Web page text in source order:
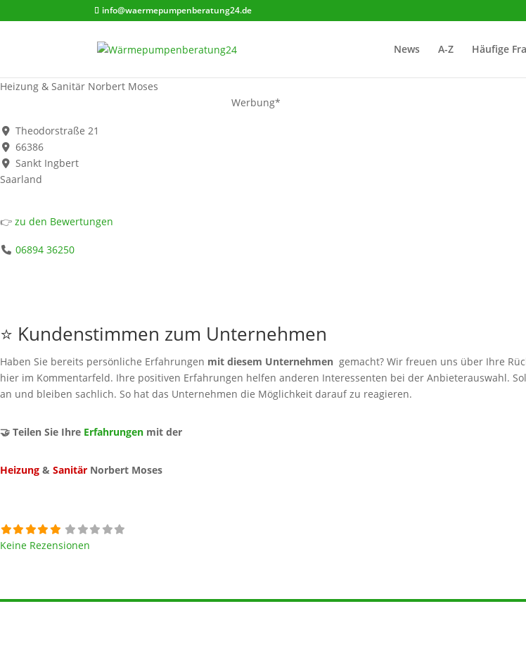
info@waermepumpenberatung24.de
News A-Z Häufige
Heizung & Sanitär Norbert Moses
Werbung*
Theodorstraße 21
66386
Sankt Ingbert
Saarland
👉 zu den Bewertungen
06894 36250
⭐ Kundenstimmen zum Unternehmen
Haben Sie bereits persönliche Erfahrungen mit diesem Unternehmen gemacht? Wir freuen uns über Ihre
hier im Kommentarfeld. Ihre positiven Erfahrungen helfen anderen Interessenten bei der Anbieterauswahl.
an und bleiben sachlich. So hat das Unternehmen die Möglichkeit darauf zu reagieren.
🤝 Teilen Sie Ihre Erfahrungen mit der
Heizung & Sanitär Norbert Moses
Keine Rezensionen